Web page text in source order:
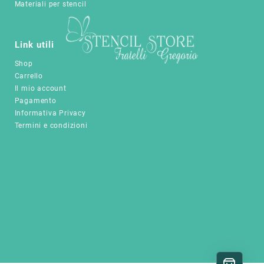
essere
scelte
nella
pagina
Materiali per stencil
Link utili
Shop
Carrello
Il mio account
Pagamento
Informativa Privacy
Termini e condizioni